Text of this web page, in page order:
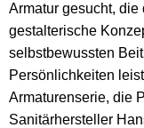
Armatur gesucht,
gestalterische
selbstbewussten
Persönlichkeiten
Armaturenserie, die
Sanitärhersteller